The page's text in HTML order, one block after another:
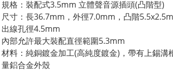
規格：裝配式3.5mm 立體聲音源插頭(凸階型)
尺寸：長36.7mm，外徑7.0mm，凸階
出線孔徑4.5mm
內部允許最大裝配直徑範圍5.3mm
材料：純銅鍍金加工(高純度鍍金)，帶有上錫溝
量鋁合金外殼